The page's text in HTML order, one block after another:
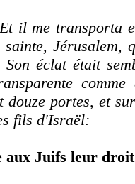
il me transporta
Jérusalem,
éclat était
portes, et
fils d'Israël:
Juifs leur